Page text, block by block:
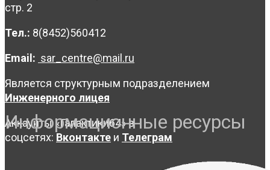
стр. 2
Тел.: 8(8452)560412
Email: sar_centre@mail.ru
Является структурным подразделением
Инженерного лицея
Аккаунты «Галактики64» в
соцсетях: Вконтакте и Телеграм
Информационные ресурсы